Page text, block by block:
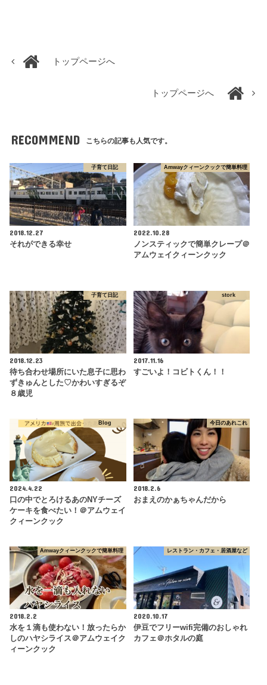
トップページへ
トップページへ
RECOMMEND こちらの記事も人気です。
子育て日記
2018.12.27
それができる幸せ
Amwayクィーンクックで簡単料理
2022.10.28
ノンスティックで簡単クレープ＠
アムウェイクィーンクック
子育て日記
2018.12.23
待ち合わせ場所にいた息子に思わ
ずきゅんとした♡かわいすぎるぞ
８歳児
stork
2017.11.16
すごいよ！コビトくん！！
Blog
2024.4.22
口の中でとろけるあのNYチーズ
ケーキを食べたい！＠アムウェイ
クィーンクック
今日のあれこれ
2018.2.6
おまえのかぁちゃんだから
Amwayクィーンクックで簡単料理
2018.2.2
水を１滴も使わない！放ったらか
しのハヤシライス＠アムウェイク
ィーンクック
レストラン・カフェ・居酒屋など
2020.10.17
伊豆でフリーwifi完備のおしゃれ
カフェ＠ホタルの庭